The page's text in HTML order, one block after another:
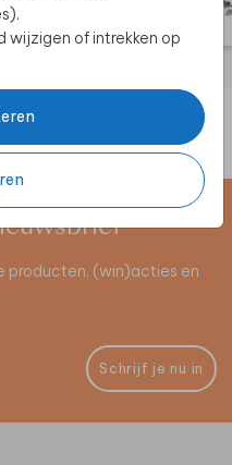
wijzigen of intrekken op
producten, (win)acties en
Schrijf je nu in